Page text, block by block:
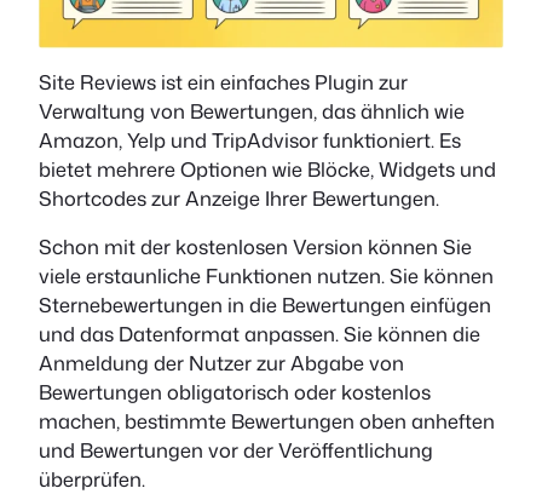
Site Reviews ist ein einfaches Plugin zur
Verwaltung von Bewertungen, das ähnlich wie
Amazon, Yelp und TripAdvisor funktioniert. Es
bietet mehrere Optionen wie Blöcke, Widgets und
Shortcodes zur Anzeige Ihrer Bewertungen.
Schon mit der kostenlosen Version können Sie
viele erstaunliche Funktionen nutzen. Sie können
Sternebewertungen in die Bewertungen einfügen
und das Datenformat anpassen. Sie können die
Anmeldung der Nutzer zur Abgabe von
Bewertungen obligatorisch oder kostenlos
machen, bestimmte Bewertungen oben anheften
und Bewertungen vor der Veröffentlichung
überprüfen.